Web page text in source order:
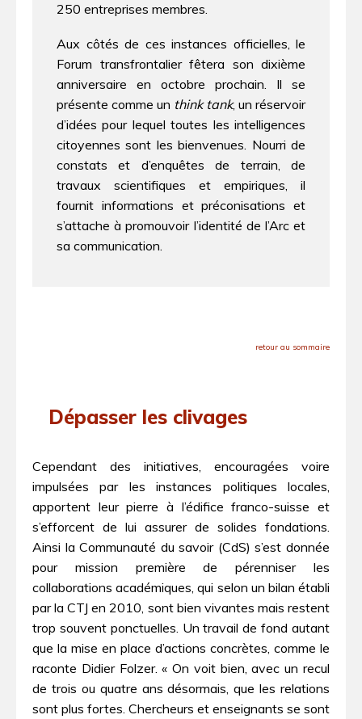
250 entreprises membres.
Aux côtés de ces instances officielles, le
Forum transfrontalier fêtera son dixième
anniversaire en octobre prochain. Il se
présente comme un think tank, un réservoir
d’idées pour lequel toutes les intelligences
citoyennes sont les bienvenues. Nourri de
constats et d’enquêtes de terrain, de
travaux scientifiques et empiriques, il
fournit informations et préconisations et
s’attache à promouvoir l’identité de l’Arc et
sa communication.
retour au sommaire
Dépasser les clivages
Cependant des initiatives, encouragées voire
impulsées par les instances politiques locales,
apportent leur pierre à l’édifice franco-suisse et
s’efforcent de lui assurer de solides fondations.
Ainsi la Communauté du savoir (CdS) s’est donnée
pour mission première de pérenniser les
collaborations académiques, qui selon un bilan établi
par la CTJ en 2010, sont bien vivantes mais restent
trop souvent ponctuelles. Un travail de fond autant
que la mise en place d’actions concrètes, comme le
raconte Didier Folzer. « On voit bien, avec un recul
de trois ou quatre ans désormais, que les relations
sont plus fortes. Chercheurs et enseignants se sont